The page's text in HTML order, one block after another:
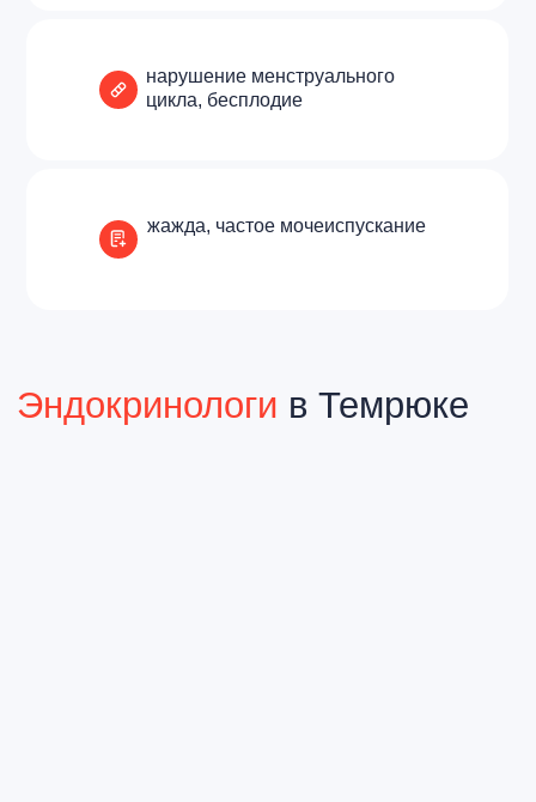
жажда, частое мочеиспускание
нарушение менструального
цикла, бесплодие
Все специалисты